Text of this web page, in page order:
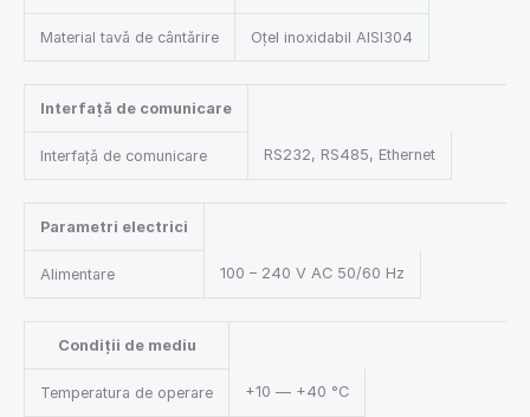
Material tavă de cântărire Oțel inoxidabil AISI304
Interfață de comunicare
Interfață de comunicare RS232, RS485, Ethernet
Parametri electrici
Alimentare 100 – 240 V AC 50/60 Hz
Condiții de mediu
Temperatura de operare +10 — +40 °C